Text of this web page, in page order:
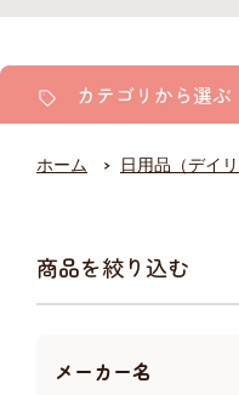
カテゴリから選ぶ
犬
アクア・爬虫類・昆虫
キャットフード
ホーム 日用品（デイリ
商品を絞り込む
メーカー名